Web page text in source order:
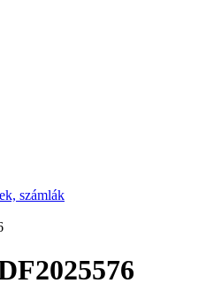
számlák